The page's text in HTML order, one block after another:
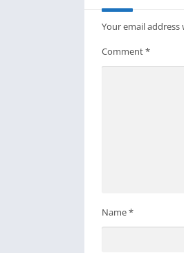
Your email
Comment*
Name*